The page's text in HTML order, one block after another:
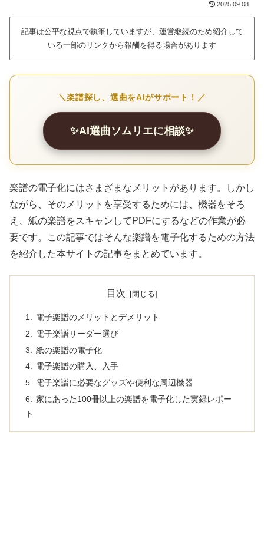
2025.09.08
記事は公平な視点で執筆していますが、運営継続のため紹介して
いる一部のリンクから報酬を得る場合があります
＼楽譜探し、選曲をAIがサポート！／
✨AI選曲ソムリエに相談✨
楽譜の電子化にはさまざまなメリットがあります。しかし
ながら、そのメリットを享受するためには、機器をそろ
え、紙の楽譜をスキャンしてPDFにするなどの作業が必
要です。この記事ではそんな楽譜を電子化するための方法
を紹介した本サイトの記事をまとめています。
目次
電子楽譜のメリットとデメリット
電子楽譜リーダー選び
紙の楽譜の電子化
電子楽譜の購入、入手
電子楽譜に必要なグッズや便利な周辺機器
家にあった100冊以上の楽譜を電子化した実録レポー
ト